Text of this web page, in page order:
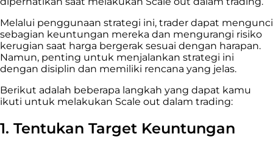
Melalui penggunaan strategi ini, trader dapat mengunci
sebagian keuntungan mereka dan mengurangi risiko
kerugian saat harga bergerak sesuai dengan harapan.
Namun, penting untuk menjalankan strategi ini
dengan disiplin dan memiliki rencana yang jelas.
Berikut adalah beberapa langkah yang dapat kamu
ikuti untuk melakukan Scale out dalam trading:
1. Tentukan Target Keuntungan